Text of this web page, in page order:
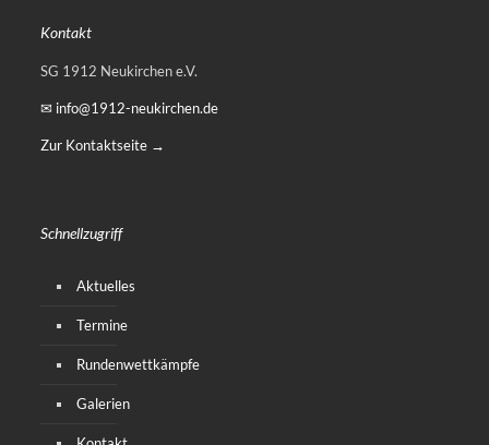
Kontakt
SG 1912 Neukirchen e.V.
✉ info@1912-neukirchen.de
Zur Kontaktseite →
Schnellzugriff
Aktuelles
Termine
Rundenwettkämpfe
Galerien